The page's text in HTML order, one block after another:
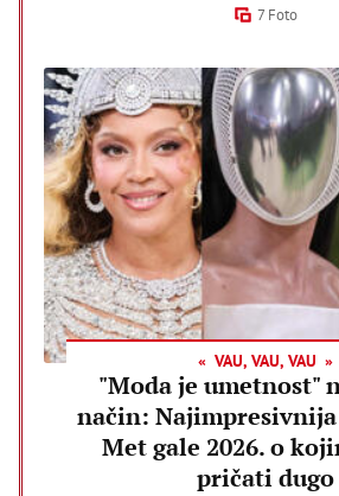
7 Foto
VAU, VAU, VAU
"Moda je umetnost"
način: Najimpresivnija
Met gale 2026. o
pričati dugo